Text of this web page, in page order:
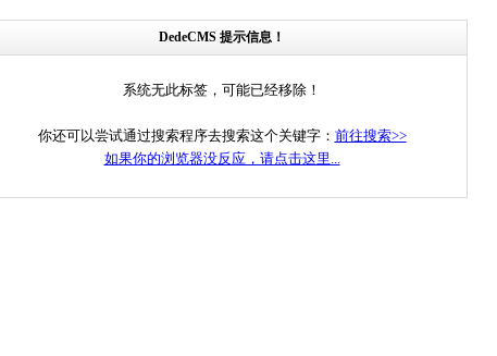
DedeCMS 提示信息！
系统无此标签，可能已经移除！
你还可以尝试通过搜索程序去搜索这个关键字： 前往搜索>>
如果你的浏览器没反应，请点击这里...